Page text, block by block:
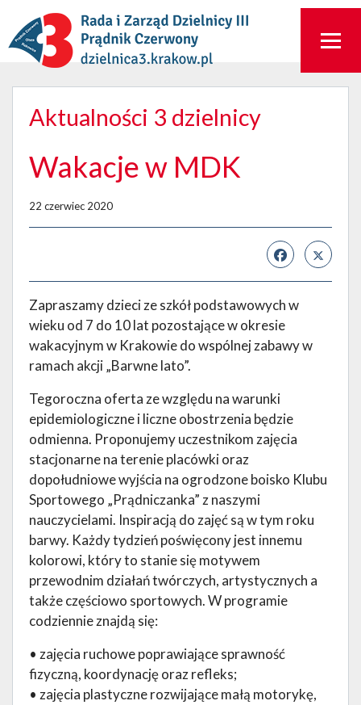
Aktualności 3 dzielnicy
Wakacje w MDK
22 czerwiec 2020
Zapraszamy dzieci ze szkół podstawowych w
wieku od 7 do 10 lat pozostające w okresie
wakacyjnym w Krakowie do wspólnej zabawy w
ramach akcji „Barwne lato”.
Tegoroczna oferta ze względu na warunki
epidemiologiczne i liczne obostrzenia będzie
odmienna. Proponujemy uczestnikom zajęcia
stacjonarne na terenie placówki oraz
dopołudniowe wyjścia na ogrodzone boisko Klubu
Sportowego „Prądniczanka” z naszymi
nauczycielami. Inspiracją do zajęć są w tym roku
barwy. Każdy tydzień poświęcony jest innemu
kolorowi, który to stanie się motywem
przewodnim działań twórczych, artystycznych a
także częściowo sportowych. W programie
codziennie znajdą się:
• zajęcia ruchowe poprawiające sprawność
fizyczną, koordynację oraz refleks;
• zajęcia plastyczne rozwijające małą motorykę,